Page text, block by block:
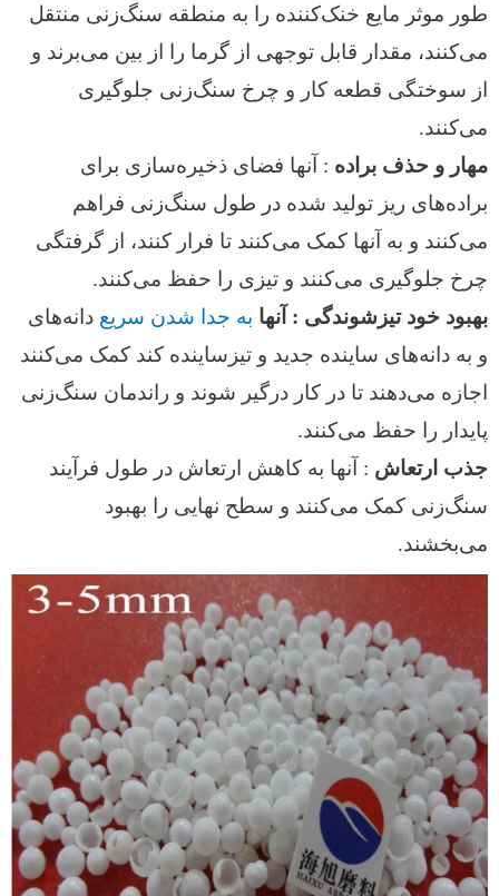
طور موثر مایع خنک‌کننده را به منطقه سنگ‌زنی منتقل
می‌کنند، مقدار قابل توجهی از گرما را از بین می‌برند و
از سوختگی قطعه کار و چرخ سنگ‌زنی جلوگیری
می‌کنند.
مهار و حذف براده : آنها فضای ذخیره‌سازی برای
براده‌های ریز تولید شده در طول سنگ‌زنی فراهم
می‌کنند و به آنها کمک می‌کنند تا فرار کنند، از گرفتگی
چرخ جلوگیری می‌کنند و تیزی را حفظ می‌کنند.
بهبود خود تیزشوندگی : آنها به جدا شدن سریع دانه‌های
ساینده کند کمک می‌کنند و به دانه‌های ساینده جدید و تیز
اجازه می‌دهند تا در کار درگیر شوند و راندمان سنگ‌زنی
پایدار را حفظ می‌کنند.
جذب ارتعاش : آنها به کاهش ارتعاش در طول فرآیند
سنگ‌زنی کمک می‌کنند و سطح نهایی را بهبود
می‌بخشند.